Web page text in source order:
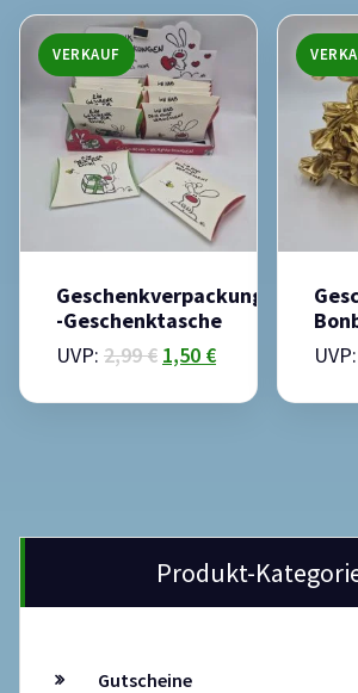
VERKAUF
Geschenkverpackung
-Geschenktasche
UVP: 2,99€ 1,50 €
UVP:
Produkt-
Gutscheine